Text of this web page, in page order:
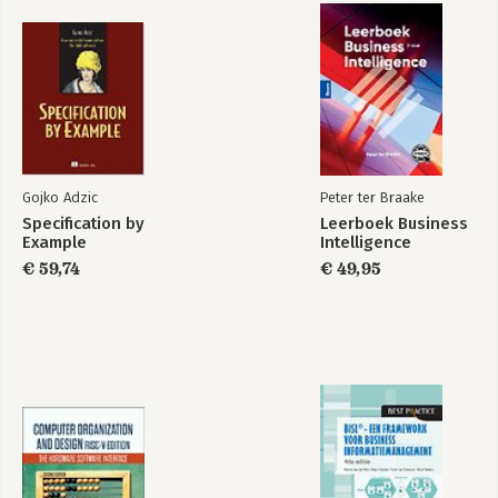
Gojko Adzic
Specification by
Example
€ 59,74
Peter ter Braake
Leerboek Business
Intelligence
€ 49,95